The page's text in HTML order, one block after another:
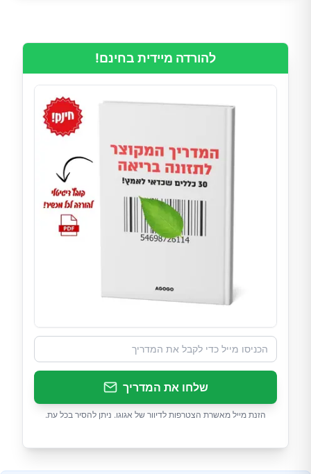
להורדה מיידית בחינם!
שלחו את המדריך
הזנת מייל מאשרת הצטרפות לדיוור של אגוגו. ניתן להסיר בכל עת.